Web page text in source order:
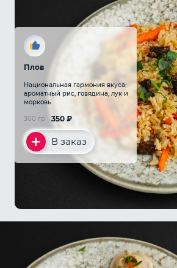
Плов
Национальная гармония вкуса:
ароматный рис, говядина, лук и
морковь
350 ₽
300 гр
В заказ